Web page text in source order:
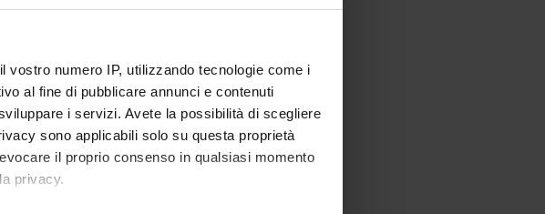
numero IP, utilizzando tecnologie come i
al fine di pubblicare annunci e contenuti
i servizi. Avete la possibilità di scegliere
sono applicabili solo su questa proprietà
il proprio consenso in qualsiasi momento
privacy.